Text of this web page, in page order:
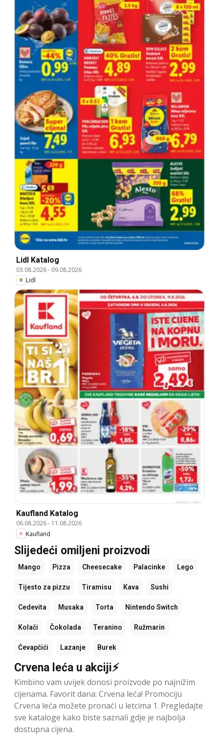
Lidl Katalog
03.08.2026- 09.08.2026
Lidl
Kaufland Katalog
06.08.2026- 11.08.2026
Kaufland
Slijedeći omiljeni proizvodi
Mango Pizza Cheesecake Palacinke Lego
Tijesto za pizzu Tiramisu Kava Sushi
Cedevita Musaka Torta Nintendo Switch
Kolači Čokolada Teranino Ružmarin
Ćevapčići Lazanje Burek
Crvena leća u akciji⚡
Kimbino vam uvijek donosi proizvode po najnižim
cijenama. Favorit dana: Crvena leća! Promociju
Crvena leća možete pronaći u letcima 1. Pregledajte
sve kataloge kako biste saznali gdje je najbolja
dostupna cijena.